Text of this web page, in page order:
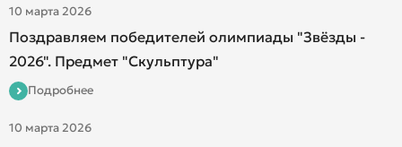
10 марта 2026
Поздравляем победителей олимпиады "Звёзды -
2026". Предмет "Скульптура"
Подробнее
10 марта 2026